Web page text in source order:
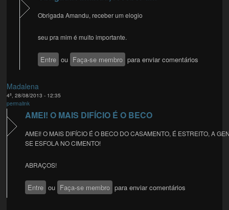
Obrigada Amandu, receber um elogio
seu pra mim é muito importante.
Entre ou Faça-se membro para enviar comentários
Madalena
4ª, 28/08/2013 - 12:35
permalink
AMEI! O MAIS DIFÍCIO É O BECO
AMEI! O MAIS DIFÍCIO É O BECO DO CASAMENTO, É ESTREITO, A
SE ESFOLA NO CIMENTO!
ABRAÇOS!
Entre ou Faça-se membro para enviar comentários